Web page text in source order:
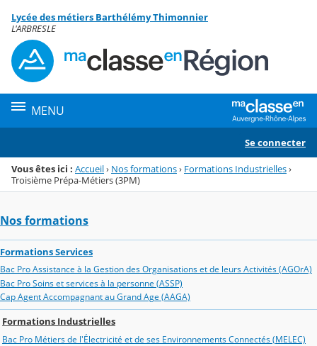
Menu de la rubrique
Contenu
Lycée des métiers Barthélémy Thimonnier
L'ARBRESLE
MENU
Se connecter
Vous êtes ici : Accueil› Nos formations› Formations Industrielles›
Troisième Prépa-Métiers (3PM)
Nos formations
Formations Services
Bac Pro Assistance à la Gestion des Organisations et de leurs Activités (AGOrA)
Bac Pro Soins et services à la personne (ASSP)
Cap Agent Accompagnant au Grand Age (AAGA)
Formations Industrielles
Bac Pro Métiers de l'Électricité et de ses Environnements Connectés (MELEC)